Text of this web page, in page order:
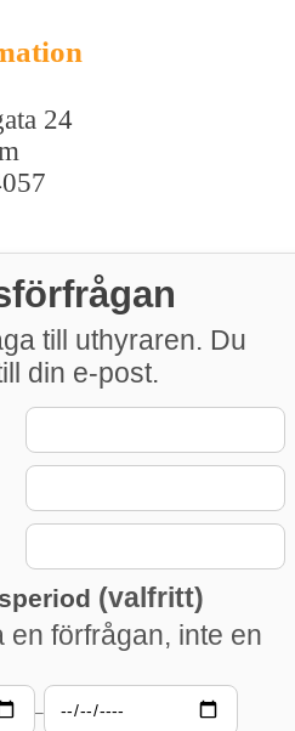
24
till uthyraren. Du
din e-post.
(valfritt)
en förfrågan, inte en
–